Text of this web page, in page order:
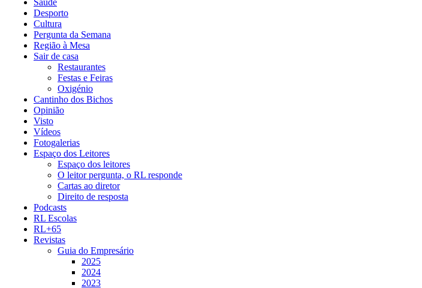
Desporto
Cultura
Pergunta da Semana
Região à Mesa
Sair de casa
Restaurantes
Festas e Feiras
Oxigénio
Cantinho dos Bichos
Opinião
Visto
Vídeos
Fotogalerias
Espaço dos Leitores
Espaço dos leitores
O leitor pergunta, o RL responde
Cartas ao diretor
Direito de resposta
Podcasts
RL Escolas
RL+65
Revistas
Guia do Empresário
2025
2024
2023